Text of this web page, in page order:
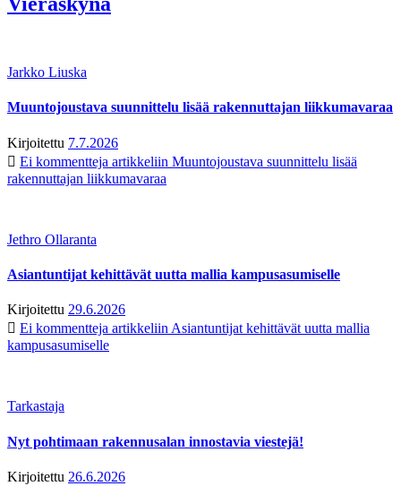
Jarkko Liuska
Muuntojoustava suunnittelu lisää rakennuttajan liikkumavaraa
Kirjoitettu 7.7.2026
Ei kommentteja artikkeliin Muuntojoustava suunnittelu lisää
rakennuttajan liikkumavaraa
Jethro Ollaranta
Asiantuntijat kehittävät uutta mallia kampusasumiselle
Kirjoitettu 29.6.2026
Ei kommentteja artikkeliin Asiantuntijat kehittävät uutta mallia
kampusasumiselle
Tarkastaja
Nyt pohtimaan rakennusalan innostavia viestejä!
Kirjoitettu 26.6.2026